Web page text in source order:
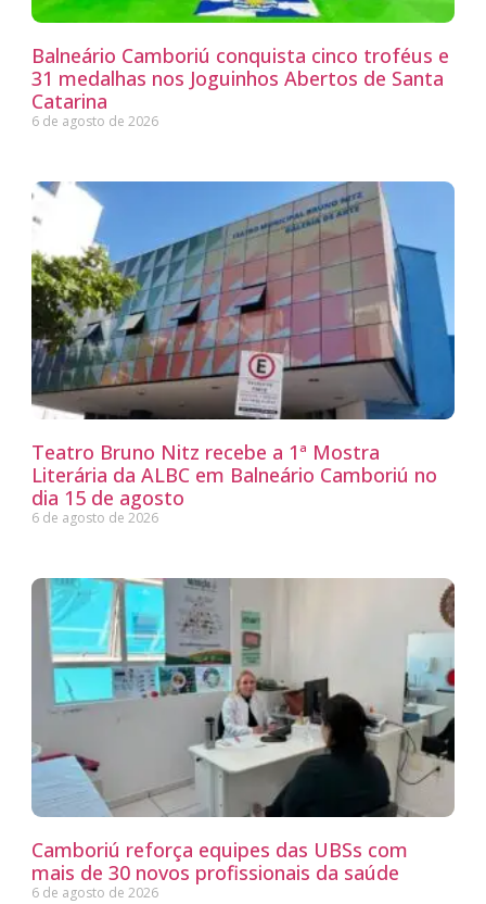
Balneário Camboriú conquista cinco troféus e
31 medalhas nos Joguinhos Abertos de Santa
Catarina
6 de agosto de 2026
Teatro Bruno Nitz recebe a 1ª Mostra
Literária da ALBC em Balneário Camboriú no
dia 15 de agosto
6 de agosto de 2026
Camboriú reforça equipes das UBSs com
mais de 30 novos profissionais da saúde
6 de agosto de 2026